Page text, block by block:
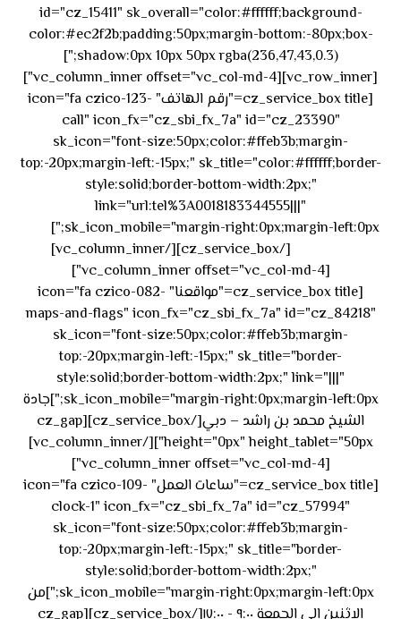
id="cz_15411" sk_overall="color:#ffffff;background-
color:#ec2f2b;padding:50px;margin-bottom:-80px;box-
shadow:0px 10px 50px rgba(236,47,43,0.3);"]
[vc_row_inner][vc_column_inner offset="vc_col-md-4"]
[cz_service_box title="رقم الهاتف" icon="fa czico-123-
call" icon_fx="cz_sbi_fx_7a" id="cz_23390"
sk_icon="font-size:50px;color:#ffeb3b;margin-
top:-20px;margin-left:-15px;" sk_title="color:#ffffff;border-
style:solid;border-bottom-width:2px;"
link="url:tel%3A0018183344555|||"
sk_icon_mobile="margin-right:0px;margin-left:0px;"]
[/cz_service_box][/vc_column_inner]
[vc_column_inner offset="vc_col-md-4"]
[cz_service_box title="مواقعنا" icon="fa czico-082-
maps-and-flags" icon_fx="cz_sbi_fx_7a" id="cz_84218"
sk_icon="font-size:50px;color:#ffeb3b;margin-
top:-20px;margin-left:-15px;" sk_title="border-
style:solid;border-bottom-width:2px;" link="|||"
sk_icon_mobile="margin-right:0px;margin-left:0px;"]جادة
الشيخ محمد بن راشد – دبي[/cz_service_box][cz_gap
height="0px" height_tablet="50px"][/vc_column_inner]
[vc_column_inner offset="vc_col-md-4"]
[cz_service_box title="ساعات العمل" icon="fa czico-109-
clock-1" icon_fx="cz_sbi_fx_7a" id="cz_57994"
sk_icon="font-size:50px;color:#ffeb3b;margin-
top:-20px;margin-left:-15px;" sk_title="border-
style:solid;border-bottom-width:2px;"
sk_icon_mobile="margin-right:0px;margin-left:0px;"]من